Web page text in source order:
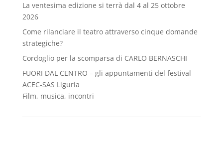
La ventesima edizione si terrà dal 4 al 25 ottobre
2026
Come rilanciare il teatro attraverso cinque domande
strategiche?
Cordoglio per la scomparsa di CARLO BERNASCHI
FUORI DAL CENTRO – gli appuntamenti del festival
ACEC-SAS Liguria
Film, musica, incontri